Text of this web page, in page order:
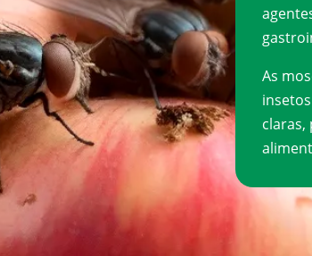
As
claras,